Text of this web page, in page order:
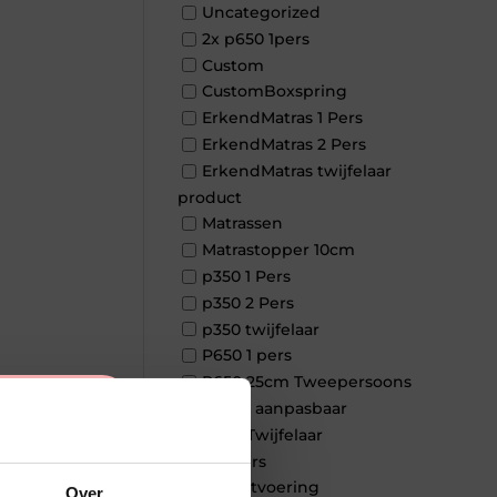
Uncategorized
2x p650 1pers
Custom
CustomBoxspring
ErkendMatras 1 Pers
ErkendMatras 2 Pers
ErkendMatras twijfelaar
product
Matrassen
Matrastopper 10cm
p350 1 Pers
p350 2 Pers
p350 twijfelaar
P650 1 pers
P650 25cm Tweepersoons
een kern aanpasbaar
P650 Twijfelaar
Toppers
Maatvoering